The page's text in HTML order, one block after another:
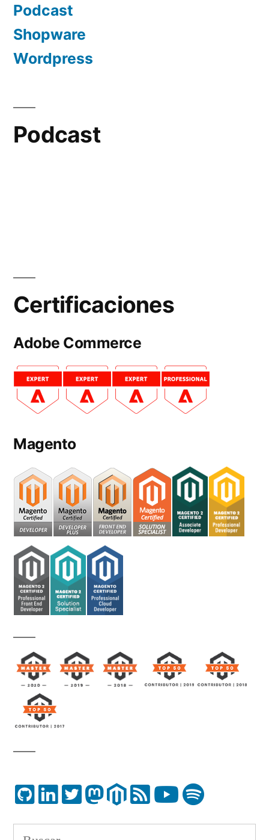
Podcast
Shopware
Wordpress
Podcast
Certificaciones
Adobe Commerce
Magento
Buscar: